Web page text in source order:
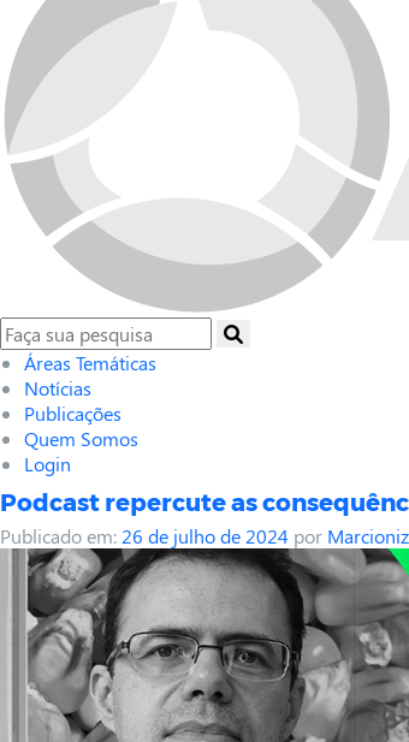
Áreas Temáticas
Notícias
Publicações
Quem Somos
Login
Podcast repercute as
Publicado em: 26 de julho de 2024 por